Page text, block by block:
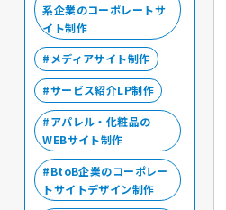
系企業のコーポレートサ
イト制作
メディアサイト制作
サービス紹介LP制作
アパレル・化粧品の
WEBサイト制作
BtoB企業のコーポレー
トサイトデザイン制作